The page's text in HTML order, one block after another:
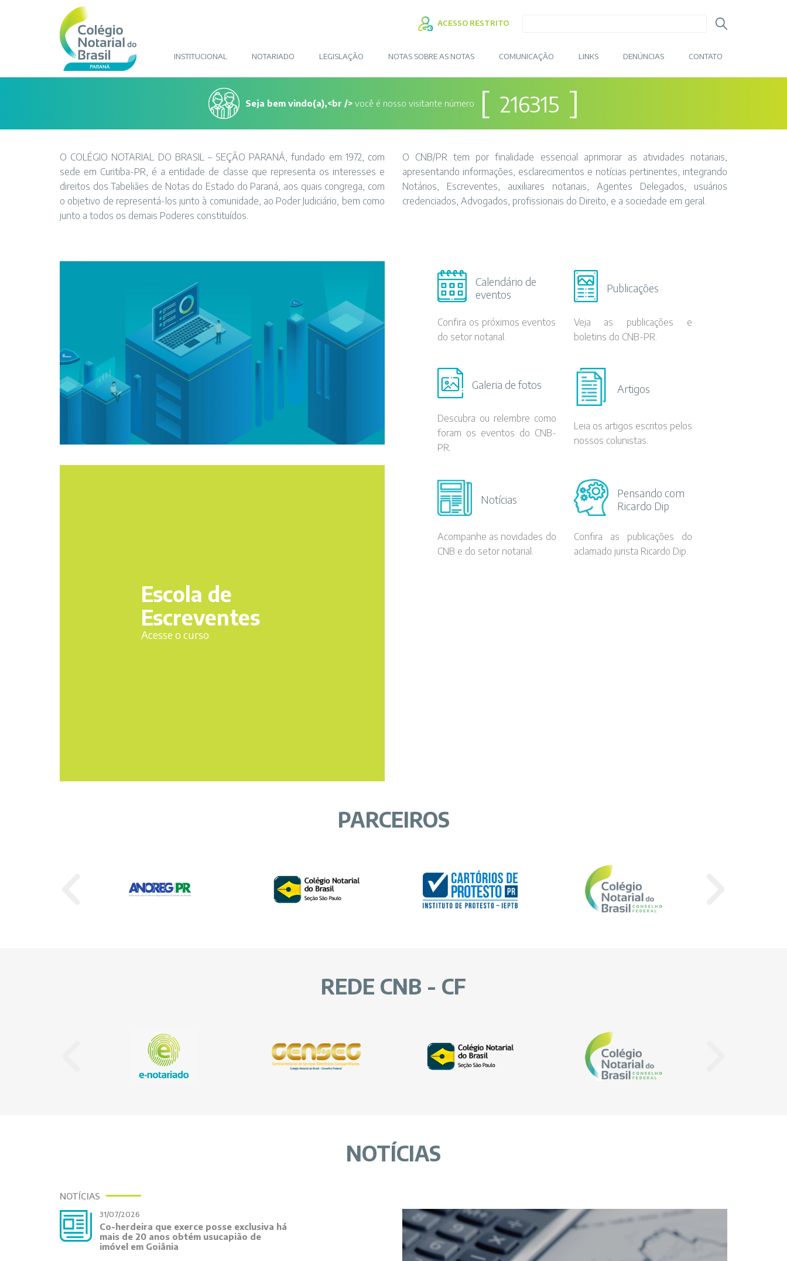
ACESSO RESTRITO
INSTITUCIONAL NOTARIADO LEGISLAÇÃO NOTAS SOBRE AS NOTAS COMUNICAÇÃO LINKS DENÚNCIAS CONTATO
Seja bem vindo(a),<br />você é nosso visitante número [ 216315 ]
O COLÉGIO NOTARIAL DO BRASIL – SEÇÃO PARANÁ, fundado em 1972, com
sede em Curitiba-PR, é a entidade de classe que representa os interesses e
direitos dos Tabeliães de Notas do Estado do Paraná, aos quais congrega, com
o objetivo de representá-los junto à comunidade, ao Poder Judiciário, bem como
junto a todos os demais Poderes constituídos.
O CNB/PR tem por finalidade essencial aprimorar as atividades notariais,
apresentando informações, esclarecimentos e notícias pertinentes, integrando
Notários, Escreventes, auxiliares notariais, Agentes Delegados, usuários
credenciados, Advogados, profissionais do Direito, e a sociedade em geral.
Escola de
Escreventes
Acesse o curso
Calendário de
eventos
Confira os próximos eventos
do setor notarial.
Publicações
Veja as publicações e
boletins do CNB-PR.
Galeria de fotos
Descubra ou relembre como
foram os eventos do CNB-
PR.
Artigos
Leia os artigos escritos pelos
nossos colunistas.
Notícias
Acompanhe as novidades do
CNB e do setor notarial.
Pensando com
Ricardo Dip
Confira as publicações do
aclamado jurista Ricardo Dip.
PARCEIROS
REDE CNB - CF
NOTÍCIAS
NOTÍCIAS
31/07/2026
Co-herdeira que exerce posse exclusiva há
mais de 20 anos obtém usucapião de
imóvel em Goiânia